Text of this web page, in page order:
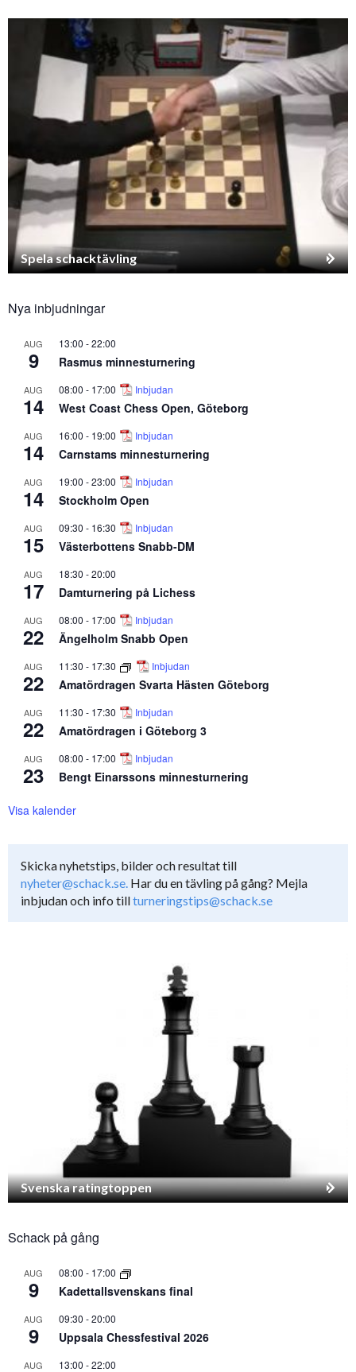
Spela schacktävling
Nya inbjudningar
AUG
9
13:00 -22:00
Rasmus minnesturnering
AUG
14
08:00 - 17:00 Inbjudan
West Coast Chess Open, Göteborg
AUG
14
16:00 - 19:00 Inbjudan
Carnstams minnesturnering
AUG
14
19:00 -23:00 Inbjudan
Stockholm Open
AUG
15
09:30 - 16:30 Inbjudan
Västerbottens Snabb-DM
AUG
17
18:30 -20:00
Damturnering på Lichess
AUG
22
08:00 - 17:00 Inbjudan
Ängelholm Snabb Open
AUG
22
11:30 - 17:30 Inbjudan
Amatördragen Svarta Hästen Göteborg
AUG
22
11:30 - 17:30 Inbjudan
Amatördragen i Göteborg 3
AUG
23
08:00 - 17:00 Inbjudan
Bengt Einarssons minnesturnering
Visa kalender
Skicka nyhetstips, bilder och resultat till
nyheter@schack.se. Har du en tävling på gång? Mejla
inbjudan och info tillturneringstips@schack.se
Svenska ratingtoppen
Schack på gång
AUG
9
08:00 - 17:00
Kadettallsvenskans final
AUG
9
09:30 -20:00
Uppsala Chessfestival 2026
AUG 13:00 -22:00